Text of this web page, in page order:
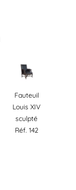
Fauteuil
Louis XIV
sculpté
Réf. 142